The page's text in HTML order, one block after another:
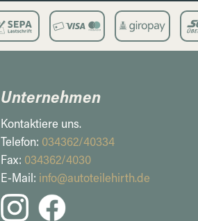
Unternehmen
Kontaktiere uns.
Telefon: 034362/40334
Fax: 034362/4030
E-Mail: info@autoteilehirth.de